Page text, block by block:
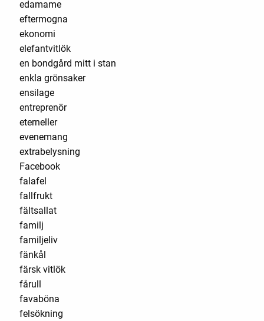
edamame
eftermogna
ekonomi
elefantvitlök
en bondgård mitt i stan
enkla grönsaker
ensilage
entreprenör
eterneller
evenemang
extrabelysning
Facebook
falafel
fallfrukt
fältsallat
familj
familjeliv
fänkål
färsk vitlök
fårull
favaböna
felsökning